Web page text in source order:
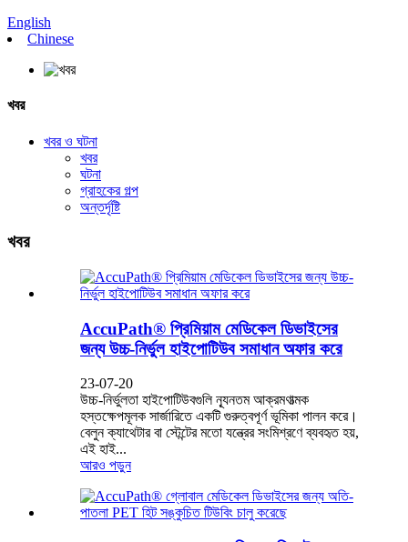
English
Chinese
খবর
খবর ও ঘটনা
খবর
ঘটনা
গ্রাহকের গল্প
অন্তর্দৃষ্টি
খবর
AccuPath® প্রিমিয়াম মেডিকেল ডিভাইসের
জন্য উচ্চ-নির্ভুল হাইপোটিউব সমাধান অফার করে
23-07-20
উচ্চ-নির্ভুলতা হাইপোটিউবগুলি ন্যূনতম আক্রমণাত্মক
হস্তক্ষেপমূলক সার্জারিতে একটি গুরুত্বপূর্ণ ভূমিকা পালন করে।
বেলুন ক্যাথেটার বা স্টেন্টের মতো যন্ত্রের সংমিশ্রণে ব্যবহৃত হয়,
এই হাই...
আরও পড়ুন